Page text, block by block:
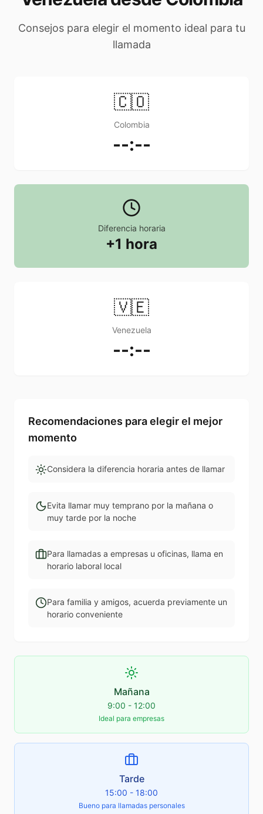
Consejos para elegir el momento ideal para tu
llamada
🇨🇴
Colombia
--:--
Diferencia horaria
+1 hora
🇻🇪
Venezuela
--:--
Recomendaciones para elegir el mejor
momento
Considera la diferencia horaria antes de llamar
Evita llamar muy temprano por la mañana o
muy tarde por la noche
Para llamadas a empresas u oficinas, llama en
horario laboral local
Para familia y amigos, acuerda previamente un
horario conveniente
Mañana
9:00 - 12:00
Ideal para empresas
Tarde
15:00 - 18:00
Bueno para llamadas personales